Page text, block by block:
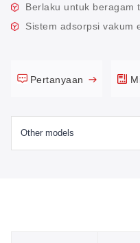
Berlaku untuk beragam
Sistem adsorpsi vakum
Pertanyaan